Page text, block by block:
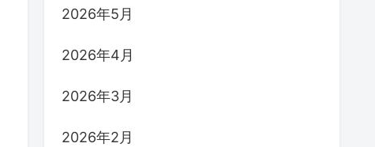
2026年5月
2026年4月
2026年3月
2026年2月